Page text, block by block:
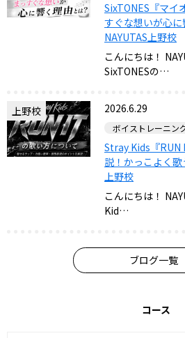
SixTONES『マイ
すぐな想いが心に
NAYUTAS上野校
こんにちは！
SixTONESの…
上野校 2026.6.29
ボイストレーニン
Stray Kids『RUN
説！かっこよく
上野校
こんにちは！
Kid…
ブログ一覧
コース